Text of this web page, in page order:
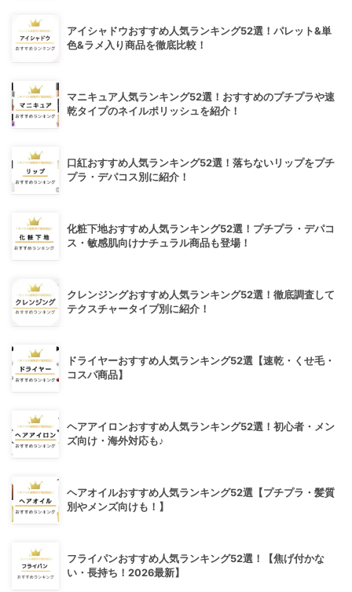
アイシャドウおすすめ人気ランキング52選！パレット&単
色&ラメ入り商品を徹底比較！
マニキュア人気ランキング52選！おすすめのプチプラや速
乾タイプのネイルポリッシュを紹介！
口紅おすすめ人気ランキング52選！落ちないリップをプチ
プラ・デパコス別に紹介！
化粧下地おすすめ人気ランキング52選！プチプラ・デパコ
ス・敏感肌向けナチュラル商品も登場！
クレンジングおすすめ人気ランキング52選！徹底調査して
テクスチャータイプ別に紹介！
ドライヤーおすすめ人気ランキング52選【速乾・くせ毛・
コスパ商品】
ヘアアイロンおすすめ人気ランキング52選！初心者・メン
ズ向け・海外対応も♪
ヘアオイルおすすめ人気ランキング52選【プチプラ・髪質
別やメンズ向けも！】
フライパンおすすめ人気ランキング52選！【焦げ付かな
い・長持ち！2026最新】